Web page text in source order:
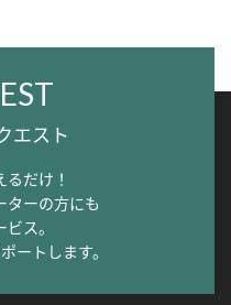
エスト
だけ！
ターの方にも
ス。
ートします。